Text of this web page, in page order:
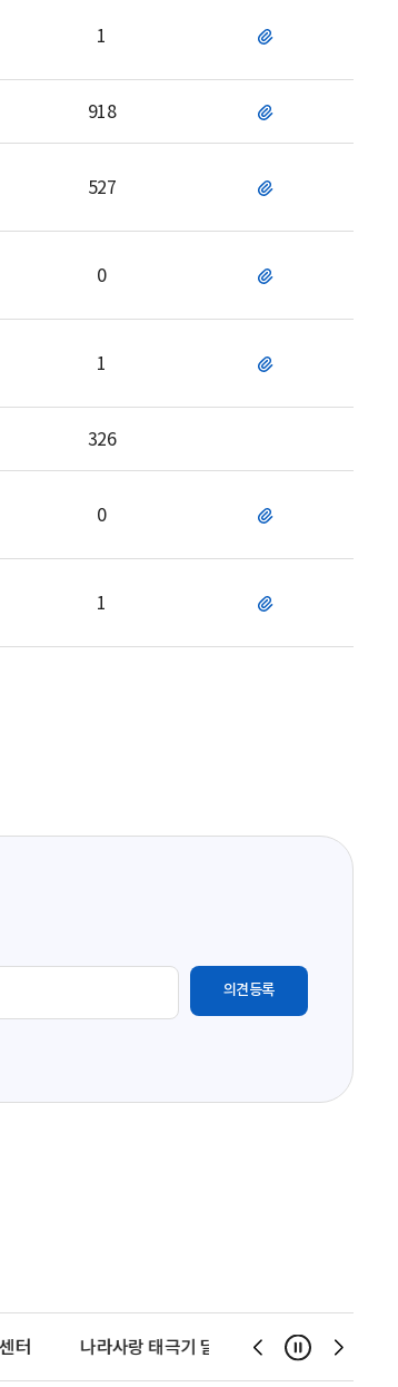
1
파
918
파
일
527
파
0
파
1
파
326
0
파
1
파
터 나라사랑 태극기 달기 운동 천사운동
슬
슬
일시정지